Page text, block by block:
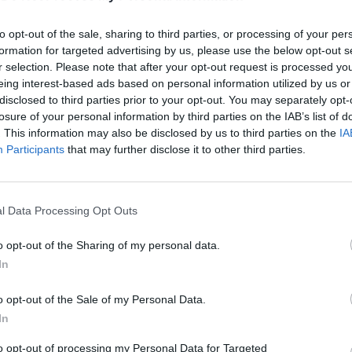
opt-out of the sale, sharing to third parties, or processing of your
for targeted advertising by us, please use the below opt-out
selection. Please note that after your opt-out request is processed
interest-based ads based on personal information utilized by us
to third parties prior to your opt-out. You may separately
of your personal information by third parties on the IAB’s list of
This information may also be disclosed by us to third parties on the
Participants that may further disclose it to other third parties.
Data Processing Opt Outs
opt-out of the Sharing of my personal data.
opt-out of the Sale of my Personal Data.
opt-out of processing my Personal Data for Targeted
se in carrozza anziché in sella al suo
Middleton, invece, non sarà
tradizionale prova generale dell’8
Review, evento dove, in quanto
delle guardie irlandesi, di solito fa il
ancora in cura per il cancro,
i soldati alla parata ufficiale per
per il suo compleanno da una
Ascot Landau, scelta che si ritiene gli
l'immagine di Kate con il